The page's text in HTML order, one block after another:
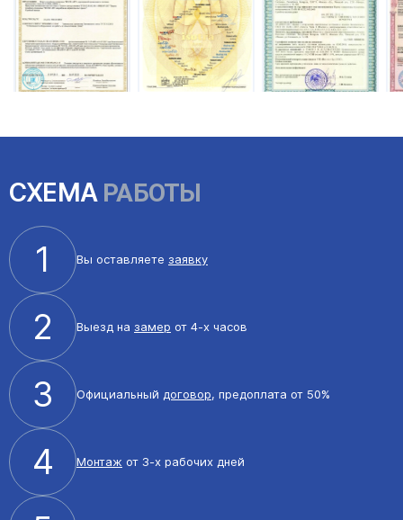
СХЕМА РАБОТЫ
1 Вы оставляете заявку
2 Выезд на замер от 4-х часов
3 Официальный договор, предоплата от 50%
4 Монтаж от 3-х рабочих дней